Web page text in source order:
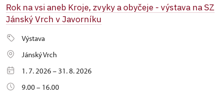
Rok na vsi aneb Kroje, zvyky a obyčeje - výstava na SZ
Jánský Vrch v Javorníku
Výstava
Jánský Vrch
1. 7. 2026 – 31. 8. 2026
9.00 – 16.00